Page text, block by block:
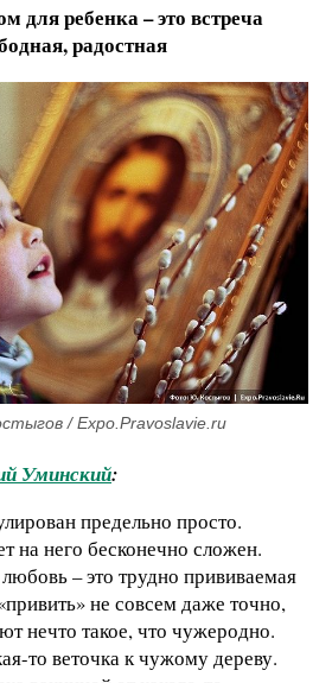
для ребенка – это встреча
радостная
/ Expo.Pravoslavie.ru
Уминский:
предельно просто.
на него бесконечно сложен.
– это трудно прививаемая
не совсем даже точно,
нечто такое, что чужеродно.
то веточка к чужому дереву.